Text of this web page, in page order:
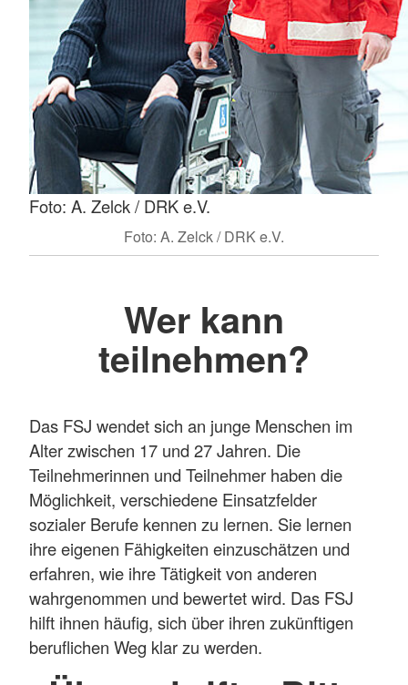
Foto: A. Zelck / DRK e.V.
Foto: A. Zelck / DRK e.V.
Wer kann
teilnehmen?
Das FSJ wendet sich an junge Menschen im
Alter zwischen 17 und 27 Jahren. Die
Teilnehmerinnen und Teilnehmer haben die
Möglichkeit, verschiedene Einsatzfelder
sozialer Berufe kennen zu lernen. Sie lernen
ihre eigenen Fähigkeiten einzuschätzen und
erfahren, wie ihre Tätigkeit von anderen
wahrgenommen und bewertet wird. Das FSJ
hilft ihnen häufig, sich über ihren zukünftigen
beruflichen Weg klar zu werden.